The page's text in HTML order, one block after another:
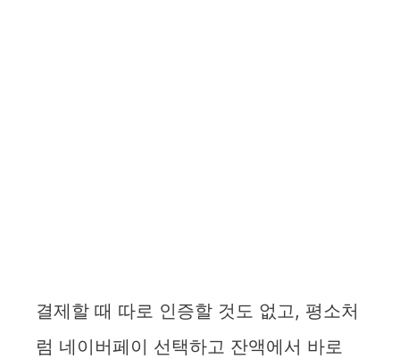
결제할 때 따로 인증할 것도 없고, 평소처
럼 네이버페이 선택하고 잔액에서 바로